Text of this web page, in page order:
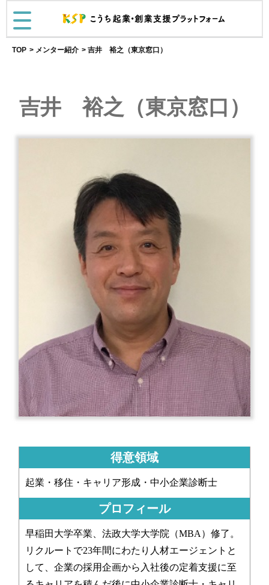
TOP メンター紹介 吉井 裕之（東京窓口）
吉井 裕之（東京窓口）
得意領域
起業・移住・キャリア形成・中小企業診断士
プロフィール
早稲田大学卒業、法政大学大学院（MBA）修了。
リクルートで23年間にわたり人材エージェントと
して、企業の採用企画から入社後の定着支援に至